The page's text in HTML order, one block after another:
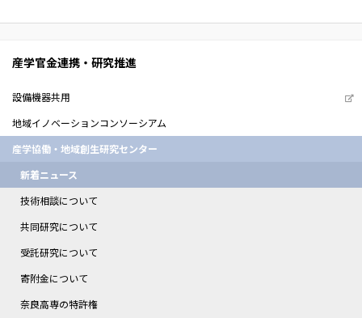
産学官金連携・研究推進
設備機器共用
地域イノベーションコンソーシアム
産学協働・地域創生研究センター
新着ニュース
技術相談について
共同研究について
受託研究について
寄附金について
奈良高専の特許権